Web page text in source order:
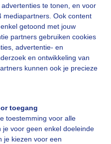
te tonen, en voor
mediapartners. Ook content
getoond met jouw
partners gebruiken cookies
advertentie- en
en ontwikkeling van
kunnen ook je precieze
toegang
toestemming voor alle
voor geen enkel doeleinde
je kiezen voor een